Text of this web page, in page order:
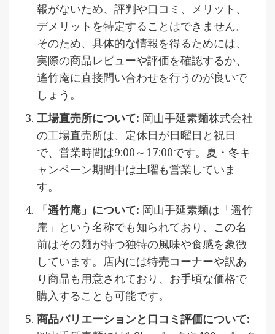
報がないため、評判や口コミ、メリット、
デメリットを特定することはできません。
そのため、具体的な情報を得るためには、
実際の商品レビューや評価を確認するか、
遙竹庵に直接問い合わせを行うのが良いで
しょう。
工場直売所について: 岡山手延素麺株式会社
の工場直売所は、定休日が日曜日と祝日
で、営業時間は9:00～17:00です。夏・冬キ
ャンペーン期間中は土曜も営業していま
す。
「遥竹庵」について: 岡山手延素麺は「遥竹
庵」という名称でも知られており、この名
前はその麺が持つ独特の風味や食感を象徴
しています。店内には特売コーナーや訳あ
り商品も用意されており、お手頃な価格で
購入することも可能です。
商品バリエーションと口コミ評価について: